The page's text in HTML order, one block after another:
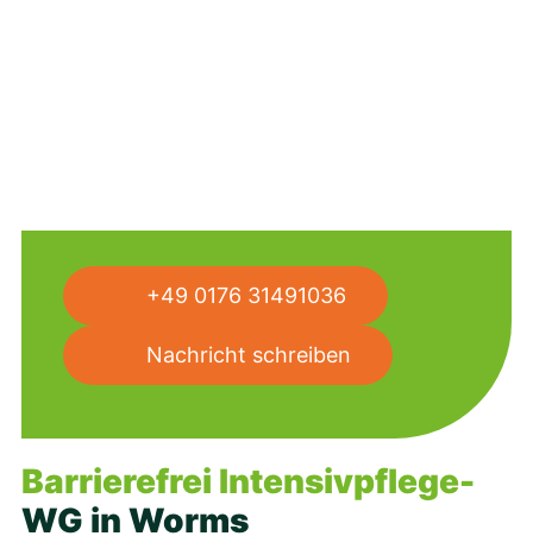
+49 0176 31491036
Nachricht schreiben
Barrierefrei Intensivpflege-
WG in Worms